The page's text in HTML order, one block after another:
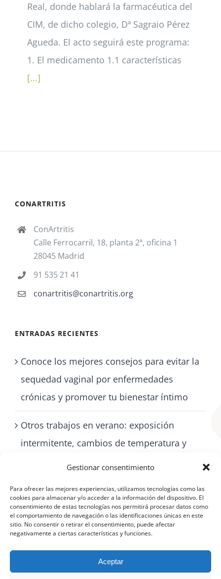
Gestionar consentimiento
Para ofrecer las mejores experiencias, utilizamos tecnologías como las
cookies para almacenar y/o acceder a la información del dispositivo. El
consentimiento de estas tecnologías nos permitirá procesar datos como
el comportamiento de navegación o las identificaciones únicas en este
sitio. No consentir o retirar el consentimiento, puede afectar
negativamente a ciertas características y funciones.
Aceptar
Real, donde hablará la farmacéutica del
CIM, de dicho colegio, Dª Sagraio Pérez
Agueda. El acto seguirá este programa:
1. El medicamento 1.1 características
[...]
CONARTRITIS
ConArtritis
Calle Ferrocarril, 18, planta 2ª, oficina 1
28045 Madrid
91 535 21 41
conartritis@conartritis.org
ENTRADAS RECIENTES
Conoce los mejores consejos para evitar la
sequedad vaginal por enfermedades
crónicas y promover tu bienestar íntimo
Otros trabajos en verano: exposición
intermitente, cambios de temperatura y